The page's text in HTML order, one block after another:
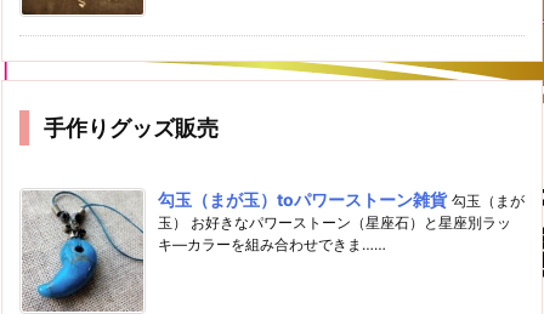
手作りグッズ販売
勾玉（まが玉）toパワーストーン雑貨 勾玉（まが
玉） お好きなパワーストーン（星座石）と星座別ラッ
キ―カラーを組み合わせできま……